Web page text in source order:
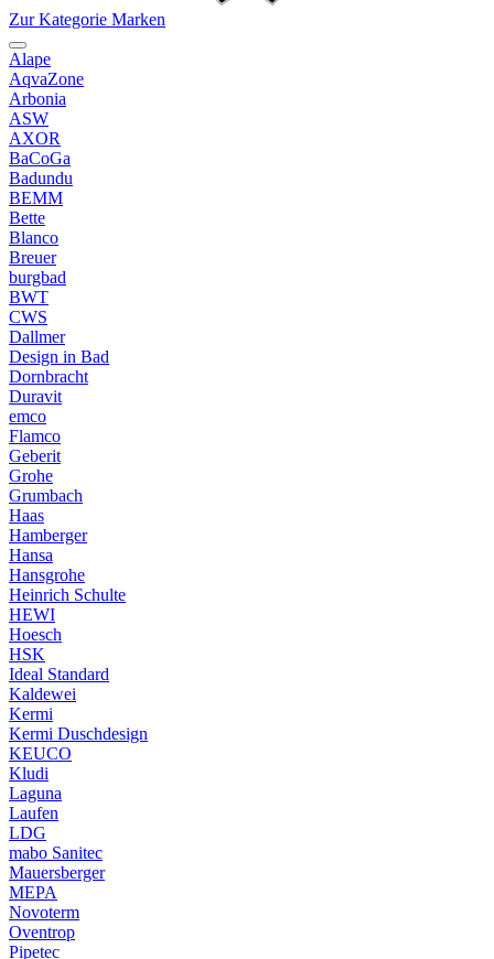
Zur Kategorie Marken
Alape
AqvaZone
Arbonia
ASW
AXOR
BaCoGa
Badundu
BEMM
Bette
Blanco
Breuer
burgbad
BWT
CWS
Dallmer
Design in Bad
Dornbracht
Duravit
emco
Flamco
Geberit
Grohe
Grumbach
Haas
Hamberger
Hansa
Hansgrohe
Heinrich Schulte
HEWI
Hoesch
HSK
Ideal Standard
Kaldewei
Kermi
Kermi Duschdesign
KEUCO
Kludi
Laguna
Laufen
LDG
mabo Sanitec
Mauersberger
MEPA
Novoterm
Oventrop
Pipetec